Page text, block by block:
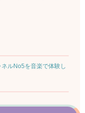
ルNo5を音楽で体験し